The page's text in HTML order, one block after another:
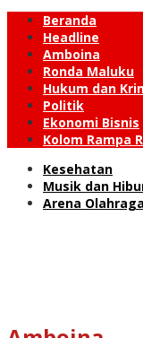
Beranda
Headline
Amboina
Ronda Maluku
Hukum dan
Politik
Ekonomi Bisnis
Kolom Rampa
Kesehatan
Musik dan
Arena Olahraga